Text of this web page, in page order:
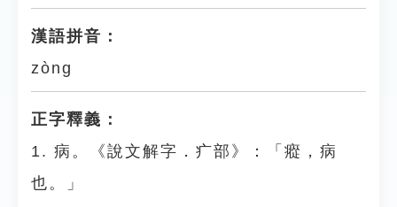
漢語拼音：
zòng
正字釋義：
1. 病。《說文解字．疒部》：「瘲，病
也。」